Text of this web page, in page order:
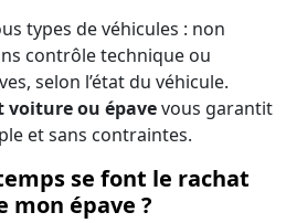
types de véhicules : non
contrôle technique ou
selon l’état du véhicule.
voiture ou épavevous garantit
et sans contraintes.
se font le rachat
mon épave ?